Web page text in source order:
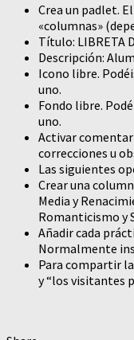
Crea un padlet.
«columnas»
Título: LIBRETA
Descripción:
Icono libre.
uno.
Fondo libre.
uno.
Activar
correcciones u
Las siguientes
Crear una
Media y
Romanticismo y
Añadir cada
Normalmente
Para compartir
y “los visitantes